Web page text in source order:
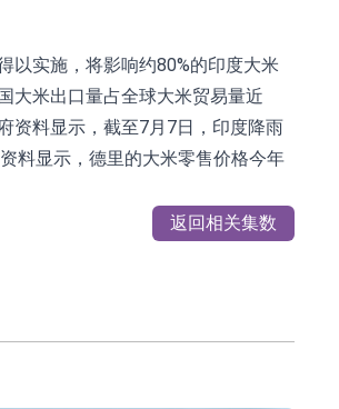
以实施，将影响约80%的印度大米
大米出口量占全球大米贸易量近
资料显示，截至7月7日，印度降雨
料显示，德里的大米零售价格今年
返回相关集数